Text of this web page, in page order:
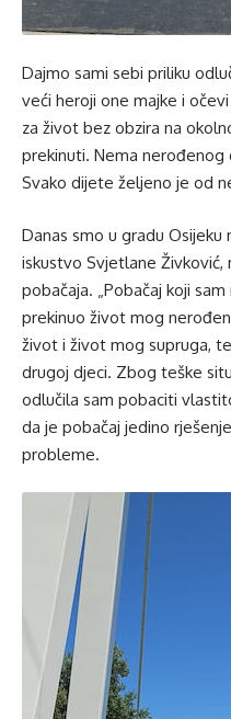
Dajmo sami sebi priliku
veći heroji one majke i
za život bez obzira na
prekinuti. Nema
Svako dijete željeno je od
Danas smo u gradu
iskustvo Svjetlane Živković,
pobačaja. „Pobačaj koji
prekinuo život mog
život i život mog supruga,
drugoj djeci. Zbog teške
odlučila sam pobaciti
da je pobačaj jedino
probleme.